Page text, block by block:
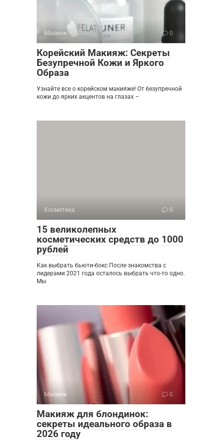
Макияж 0
Корейский Макияж: Секреты
Безупречной Кожи и Яркого
Образа
Узнайте все о корейском макияже! От безупречной
кожи до ярких акцентов на глазах –
Косметика 0
15 великолепных
косметических средств до 1000
рублей
Как выбрать бьюти-бокс После знакомства с
лидерами 2021 года осталось выбрать что-то одно.
Мы
Макияж 0
Макияж для блондинок:
секреты идеального образа в
2026 году